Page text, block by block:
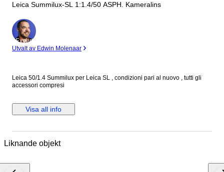
Leica Summilux-SL 1:1.4/50 ASPH. Kameralins
Expert
Utvalt av Edwin Molenaar
Leica 50/1.4 Summilux per Leica SL , condizioni pari al nuovo , tutti gli
accessori compresi
Visa all info
Liknande objekt